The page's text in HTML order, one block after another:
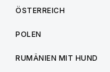
ÖSTERREICH
POLEN
RUMÄNIEN MIT HUND